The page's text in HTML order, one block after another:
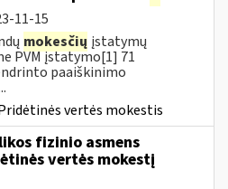
11-15
mokesčių įstatymų
PVM įstatymo[1] 71
paaiškinimo
vertės mokestis
fizinio asmens
vertės mokestį